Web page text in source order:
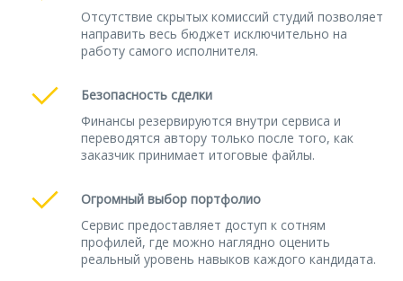
Отсутствие скрытых комиссий студий позволяет
направить весь бюджет исключительно на
работу самого исполнителя.
Безопасность сделки
Финансы резервируются внутри сервиса и
переводятся автору только после того, как
заказчик принимает итоговые файлы.
Огромный выбор портфолио
Сервис предоставляет доступ к сотням
профилей, где можно наглядно оценить
реальный уровень навыков каждого кандидата.